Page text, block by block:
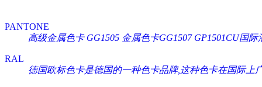
PANTONE
高级金属色卡 GG1505 金属色卡GG1507 GP1501CU国
RAL
德国欧标色卡是德国的一种色卡品牌,这种色卡在国际上